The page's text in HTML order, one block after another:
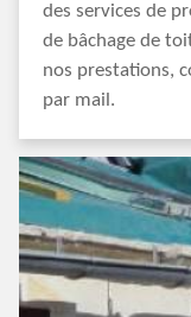
des services de
de bâchage de
nos prestations,
par mail.